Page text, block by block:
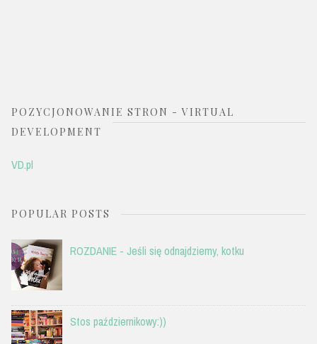
POZYCJONOWANIE STRON - VIRTUAL
DEVELOPMENT
VD.pl
POPULAR POSTS
ROZDANIE - Jeśli się odnajdziemy, kotku
Stos październikowy:))